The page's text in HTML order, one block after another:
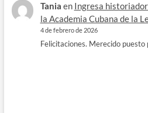
Tania en Ingresa
la Academia Cubana de la
4 de febrero de 2026
Felicitaciones. Merecido puesto